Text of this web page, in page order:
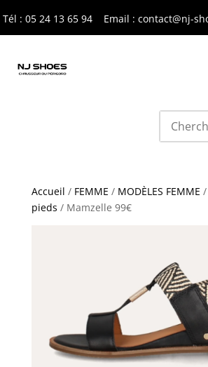
Tél : 05 24 13 65 94 Email : contact@nj-
Accueil / FEMME / MODÈLES FEMME /
pieds / Mamzelle 99€